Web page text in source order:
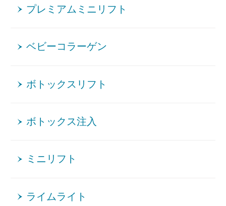
プレミアムミニリフト
ベビーコラーゲン
ボトックスリフト
ボトックス注入
ミニリフト
ライムライト